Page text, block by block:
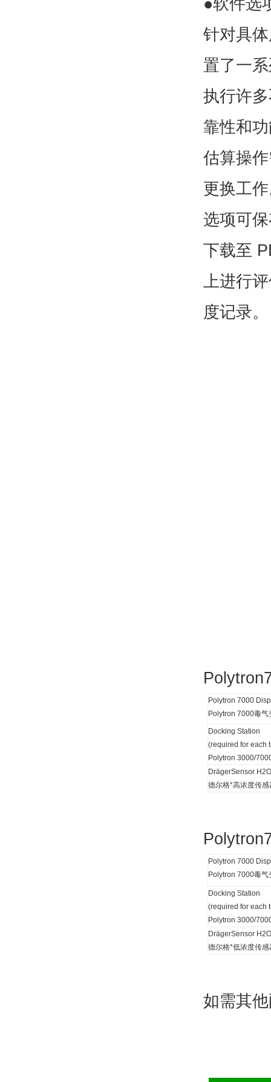
针对具
置了一
执行许
靠性和
估算操
更换工
选项可
下载至
上进行
度记录。
Polytron 7000
Polytron 7000毒气
Docking Station
(required for each
Polytron 3000/
DrägerSensor
德尔格*高浓度传感
Polytron 7000
Polytron 7000毒气
Docking Station
(required for each
Polytron 3000/
DrägerSensor
德尔格*低浓度传感
如需其